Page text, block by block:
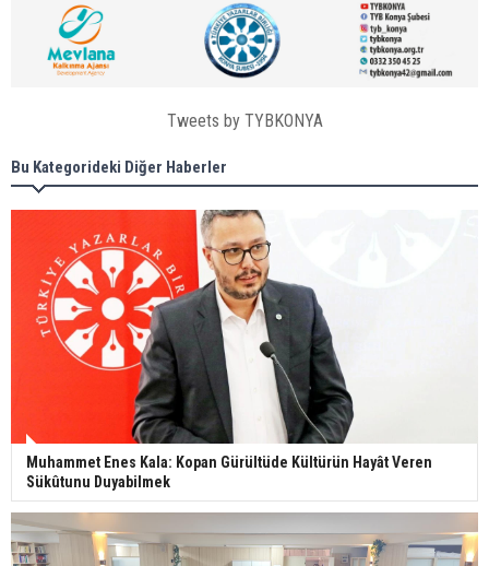
Tweets by TYBKONYA
Bu Kategorideki Diğer Haberler
Muhammet Enes Kala: Kopan Gürültüde Kültürün Hayât Veren
Sükûtunu Duyabilmek